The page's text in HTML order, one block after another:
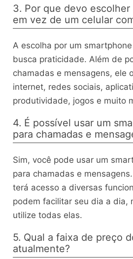
3. Por que devo
em vez de um celular
A escolha por um
busca praticidade. Além de
chamadas e mensagens, ele
internet, redes sociais,
produtividade, jogos e muito
4. É possível usar um
para chamadas e
Sim, você pode usar um
para chamadas e
terá acesso a diversas
podem facilitar seu dia a dia,
utilize todas elas.
5. Qual a faixa de preço
atualmente?